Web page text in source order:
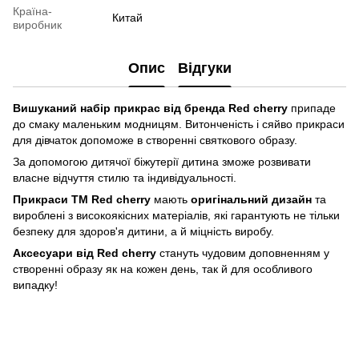
Країна-
виробник
Китай
Опис Відгуки
Вишуканий набір прикрас від бренда Red cherry припаде
до смаку маленьким модницям. Витонченість і сяйво прикраси
для дівчаток допоможе в створенні святкового образу.
За допомогою дитячої біжутерії дитина зможе розвивати
власне відчуття стилю та індивідуальності.
Прикраси ТМ Red cherry мають оригінальний дизайн та
вироблені з високоякісних матеріалів, які гарантують не тільки
безпеку для здоров'я дитини, а й міцність виробу.
Аксесуари від Red cherry стануть чудовим доповненням у
створенні образу як на кожен день, так й для особливого
випадку!